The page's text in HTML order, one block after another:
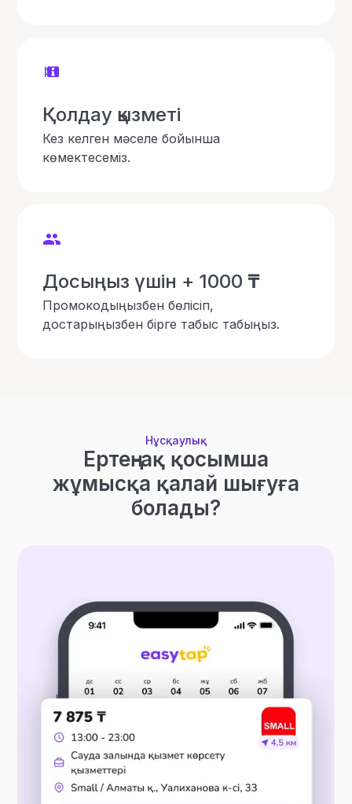
Қолдау қызметі
Кез келген мәселе бойынша
көмектесеміз.
Досыңыз үшін + 1000 ₸
Промокодыңызбен бөлісіп,
достарыңызбен бірге табыс табыңыз.
Нұсқаулық
Ертең-ақ қосымша
жұмысқа қалай шығуға
болады?